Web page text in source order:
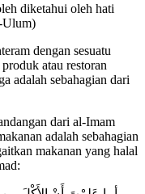
diketahui oleh hati
Ulum)
dengan sesuatu
atau restoran
adalah sebahagian dari
dari al-Imam
adalah sebahagian
makanan yang halal